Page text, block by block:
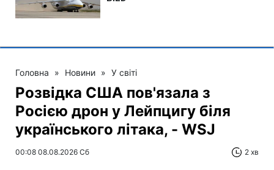
Головна » Новини » У світі
Розвідка США пов'язала з
Росією дрон у Лейпцигу біля
українського літака, - WSJ
00:08 08.08.2026 Сб 2 хв